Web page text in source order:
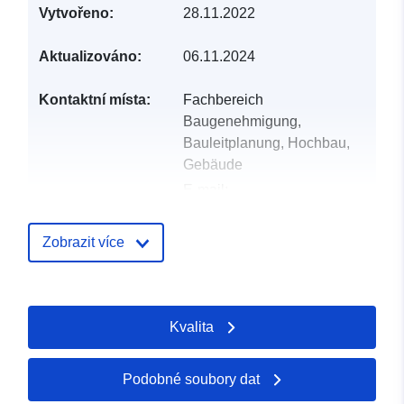
Vytvořeno: 28.11.2022
Aktualizováno: 06.11.2024
Kontaktní místa:
Fachbereich
Baugenehmigung,
Bauleitplanung, Hochbau,
Gebäude
http://www.apen.de
Katalogový
Přidáno do data.europa.eu:
21 February 2026
Aktualizace údajů.europa.eu:
Zobrazit více
Kvalita
Podobné soubory dat